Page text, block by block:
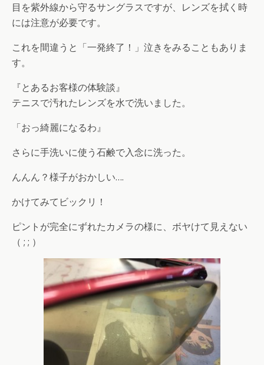
目を紫外線から守るサングラスですが、レンズを拭く時
には注意が必要です。
これを間違うと「一発終了！」泣きをみることもありま
す。
『とあるお客様の体験談』
テニスで汚れたレンズを水で洗いました。
「おっ綺麗になるわ』
さらに手洗いに使う石鹸で入念に洗った。
んんん？様子がおかしい….
かけてみてビックリ！
ピントが完全にずれたカメラの様に、ボヤけて見えない
（ ; ; ）